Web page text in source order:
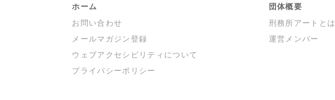
ホーム
お問い合わせ
メールマガジン登録
ウェブアクセシビリティについて
プライバシーポリシー
団体概要
刑務所アートとは
運営メンバー